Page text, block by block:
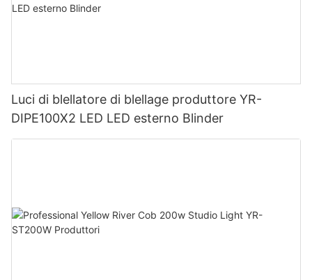
Luci di blellatore di blellage produttore YR-
DIPE100X2 LED LED esterno Blinder